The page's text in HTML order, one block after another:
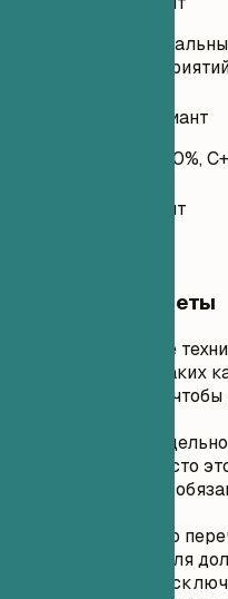
Вовлечение в
проведение
Неудачный вариант
Python 80%, Java 70%,
Удачный вариант
Короткие советы
Перечисляйте
категориях, таких
Фреймворки,
Избегайте
навыков. Вместо
достижения и
Убедитесь, что
релевантны для
менеджера;